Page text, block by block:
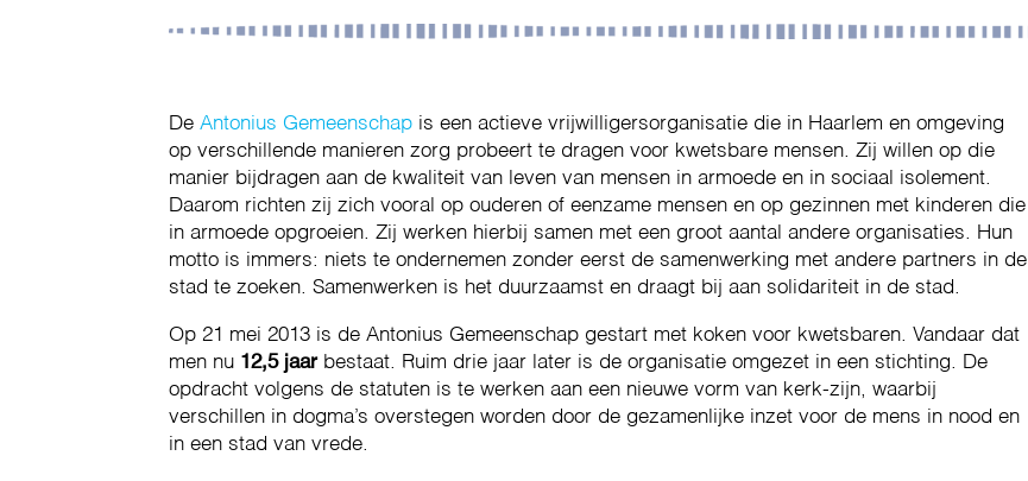
De Antonius Gemeenschap is een actieve vrijwilligersorganisatie die in Haarlem en omgeving
op verschillende manieren zorg probeert te dragen voor kwetsbare mensen. Zij willen op die
manier bijdragen aan de kwaliteit van leven van mensen in armoede en in sociaal isolement.
Daarom richten zij zich vooral op ouderen of eenzame mensen en op gezinnen met kinderen die
in armoede opgroeien. Zij werken hierbij samen met een groot aantal andere organisaties. Hun
motto is immers: niets te ondernemen zonder eerst de samenwerking met andere partners in de
stad te zoeken. Samenwerken is het duurzaamst en draagt bij aan solidariteit in de stad.
Op 21 mei 2013 is de Antonius Gemeenschap gestart met koken voor kwetsbaren. Vandaar dat
men nu 12,5 jaarbestaat. Ruim drie jaar later is de organisatie omgezet in een stichting. De
opdracht volgens de statuten is te werken aan een nieuwe vorm van kerk-zijn, waarbij
verschillen in dogma’s overstegen worden door de gezamenlijke inzet voor de mens in nood en
in een stad van vrede.